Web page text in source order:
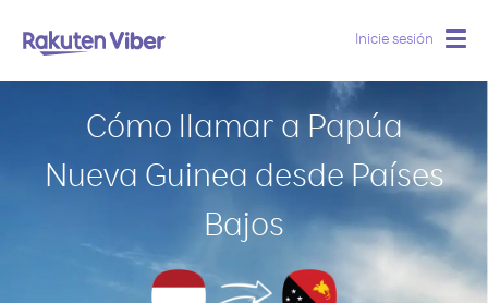
Inicie sesión
Cómo llamar a Papúa
Nueva Guinea desde Países
Bajos